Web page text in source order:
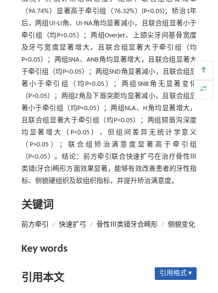
（94.74%）显著高于牵引组（76.32%）(P<0.05)；矫治1年
后，两组UI-LI角、UI-NA角均显著减小，且联合组显著小于
牵引组（均P<0.05）；两组Overjet、上颌尖牙间基骨宽度
及牙弓宽度显著增大，且联合组显著大于牵引组（均
P<0.05）；两组SNA、ANB角均显著增大，且联合组显著大
于牵引组（均P<0.05）；两组SND角显著减小，且联合组显
著小于牵引组（均P<0.05）；两组SNB角无显著变化
（P>0.05）；两组Z角及下唇突距均显著减小，且联合组显
著小于牵引组（均P<0.05）；两组NLA、H角均显著增大，
且联合组显著大于牵引组（均P<0.05）；两组颏唇沟深度
均显著增大（P<0.05），但组间差异无统计学意义
（P>0.05）；联合组矫治满意度显著高于牵引组
（P<0.05）。结论：前方牵引联合快速扩弓在治疗骨性Ⅲ
类错(牙合)畸形方面效果显著，能够有效改善患者的牙性指
标、侧貌硬组织及软组织指标，并提升矫治满意度。
关键词
前方牵引 / 快速扩弓 / 骨性Ⅲ类错牙合畸形 / 侧貌变化
Key words
引用本文 引用格式 ▾